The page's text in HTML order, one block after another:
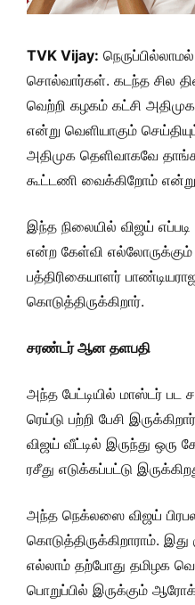
TVK Vijay:
சொல்வார்கள். கடந்த சில
வெற்றி கழகம் கட்சி
என்று வெளியாகும்
அதிமுக தெளிவாகவே
கூட்டணி வைக்கிறோம்
இந்த நிலையில் விஜய்
என்ற கேள்வி எல்லோருக்கும்
பத்திரிகையாளர்
கொடுத்திருக்கிறார்.
சரண்டர் ஆன தளபதி
அந்த பேட்டியில் மாஸ்டர் பட
ரெய்டு பற்றி பேசி
விஜய் வீட்டில் இருந்து ஒரு
ரசீது எடுக்கப்பட்டு
அந்த நெக்லஸை விஜய்
கொடுத்திருக்கிறாராம்.
எல்லாம் தற்போது தமிழக
பொறுப்பில் இருக்கும்